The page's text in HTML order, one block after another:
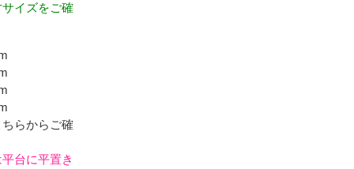
イズをご確
らからご確
台に平置き